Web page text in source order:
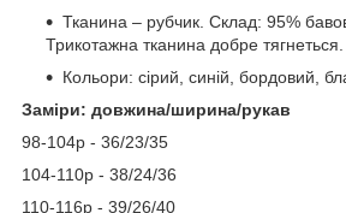
Тканина – рубчик. Склад: 95%
Трикотажна тканина добре тягнеться.
Кольори: сірий, синій, бордовий,
Заміри: довжина/ширина/рукав
98-104р - 36/23/35
104-110р - 38/24/36
110-116р - 39/26/40